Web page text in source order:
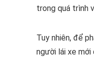
trong quá trình
Tuy nhiên, để
người lái xe mới